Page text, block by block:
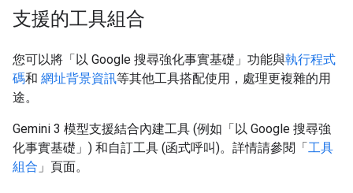
支援的工具組合
您可以將「以 Google 搜尋強化事實基礎」功能與執行程式
碼和 網址背景資訊等其他工具搭配使用，處理更複雜的用
途。
Gemini 3 模型支援結合內建工具 (例如「以 Google 搜尋強
化事實基礎」) 和自訂工具 (函式呼叫)。詳情請參閱「工具
組合 」頁面。